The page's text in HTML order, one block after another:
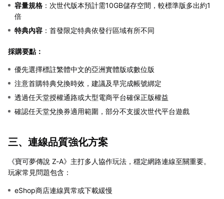
容量規格 ：次世代版本預計需10GB儲存空間，較標準版多出約1
倍
特典內容 ：首發限定特典依發行區域有所不同
採購要點：
優先選擇標註繁體中文的亞洲實體版或數位版
注意首購特典兌換時效，建議及早完成帳號綁定
透過任天堂授權通路或大型電商平台確保正版權益
確認任天堂兌換券適用範圍，部分不支援次世代平台遊戲
三、連線品質強化方案
《寶可夢傳說 Z-A》主打多人協作玩法，穩定網路連線至關重要。
玩家常見問題包含：
eShop商店連線異常或下載緩慢